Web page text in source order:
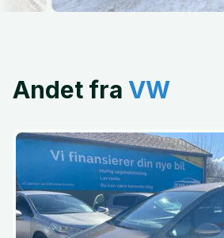
Andet fra VW